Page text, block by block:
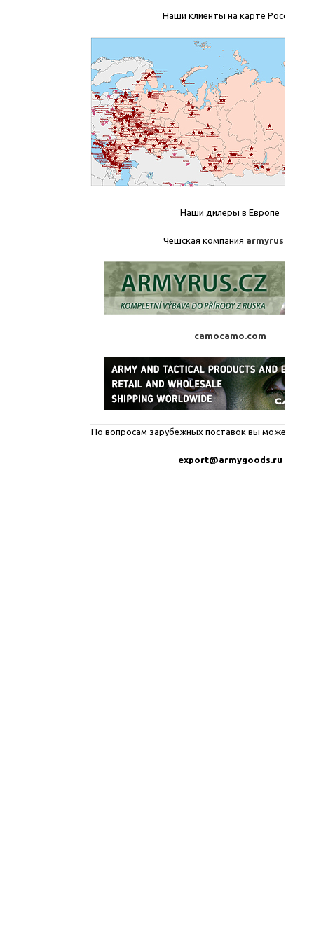
Наши клиенты на карте России
Наши дилеры в Европе
Чешская компания armyrus.cz
camocamo.com
По вопросам зарубежных поставок вы можете
export@armygoods.ru